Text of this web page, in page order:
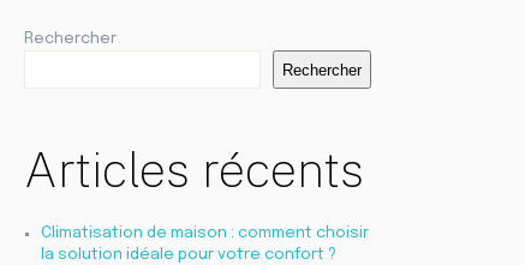
Rechercher
Rechercher
Articles récents
Climatisation de maison : comment choisir
la solution idéale pour votre confort ?